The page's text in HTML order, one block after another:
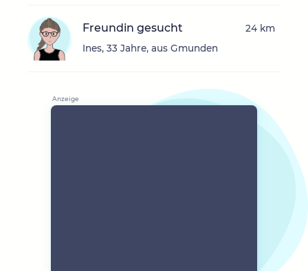
Freundin gesucht
Ines, 33 Jahre, aus Gmunden
24 km